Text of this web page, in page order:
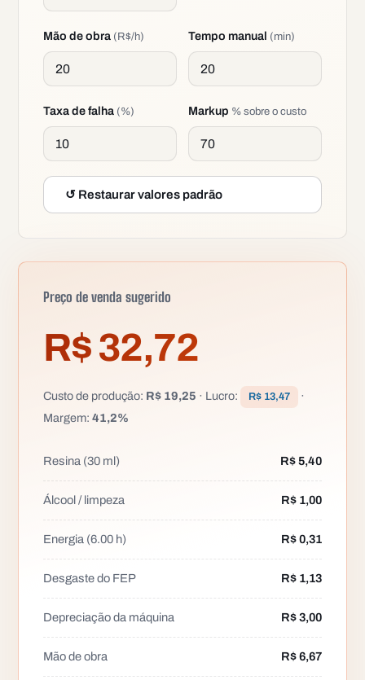
Mão de obra (R$/h) Tempo manual (min)
Taxa de falha (%) Markup % sobre o custo
↺ Restaurar valores padrão
Preço de venda sugerido
R$ 32,72
Custo de produção: R$ 19,25 · Lucro: R$ 13,47
·
Margem: 41,2%
Resina (30 ml) R$ 5,40
Álcool / limpeza R$ 1,00
Energia (6.00 h) R$ 0,31
Desgaste do FEP R$ 1,13
Depreciação da máquina R$ 3,00
Mão de obra R$ 6,67